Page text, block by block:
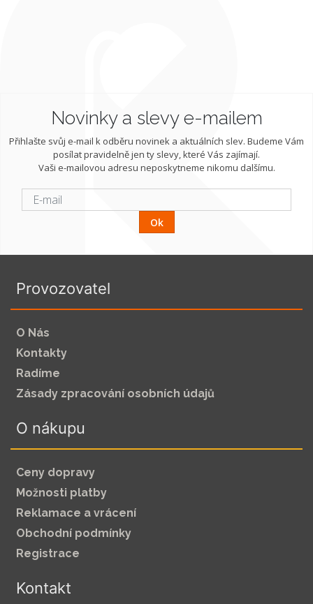
Novinky a slevy e-mailem
Přihlašte svůj e-mail k odběru novinek a aktuálních slev. Budeme Vám
posílat pravidelně jen ty slevy, které Vás zajímají.
Vaši e-mailovou adresu neposkytneme nikomu dalšímu.
Ok
Provozovatel
O Nás
Kontakty
Radíme
Zásady zpracování osobních údajů
O nákupu
Ceny dopravy
Možnosti platby
Reklamace a vrácení
Obchodní podmínky
Registrace
Kontakt